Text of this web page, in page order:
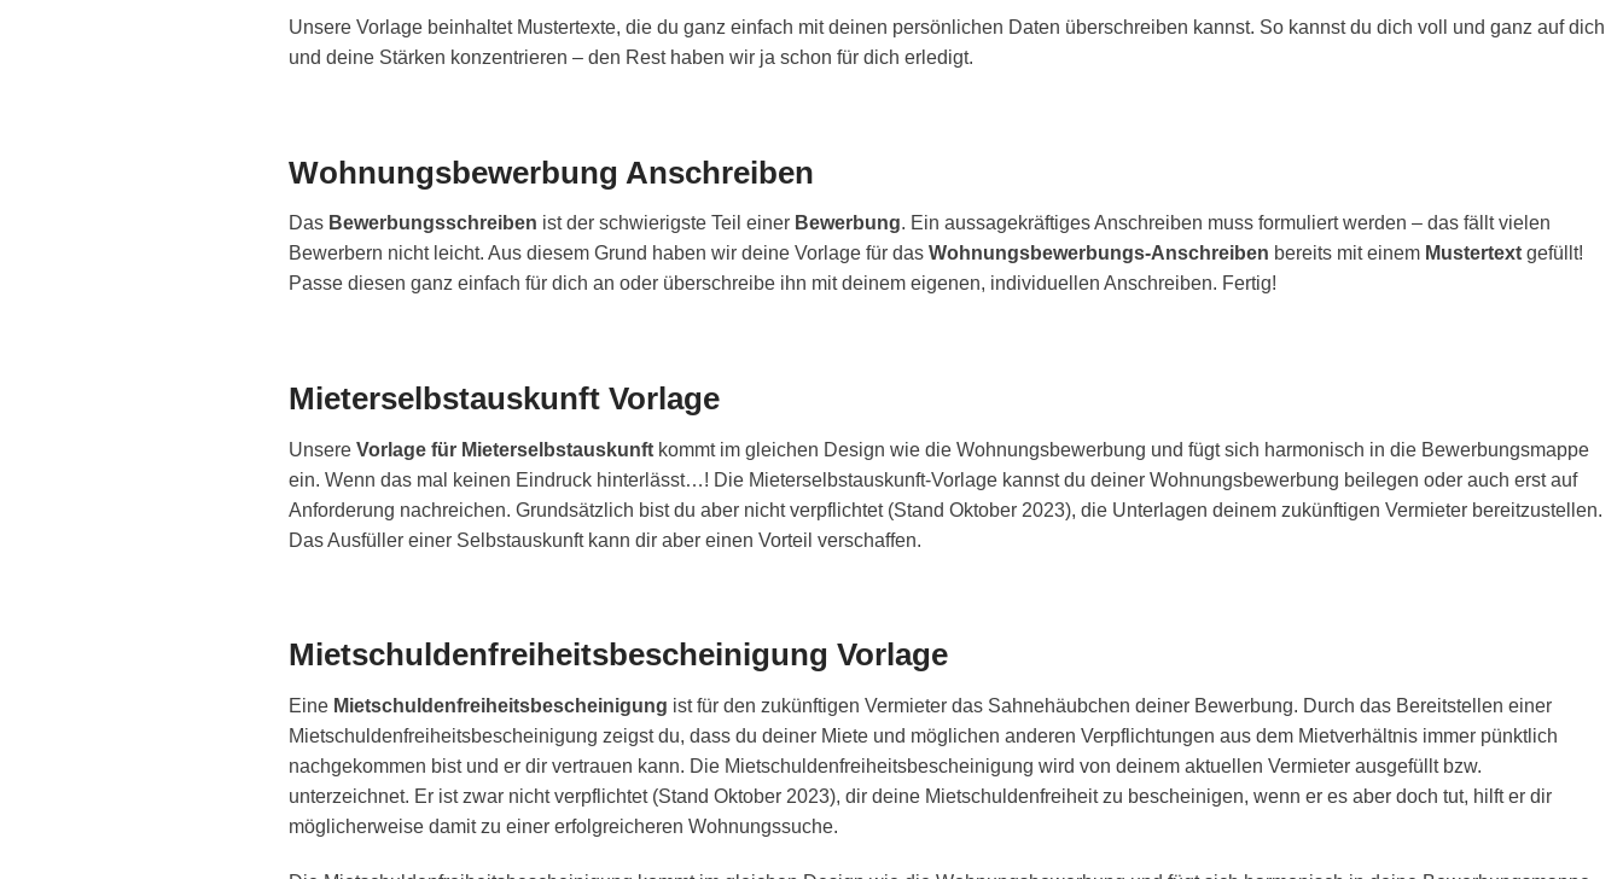
Unsere Vorlage beinhaltet Mustertexte, die du ganz einfach mit deinen persönlichen Daten überschreiben kannst. So kannst du dich voll und ganz auf dich
und deine Stärken konzentrieren – den Rest haben wir ja schon für dich erledigt.
Wohnungsbewerbung Anschreiben
Das Bewerbungsschreiben ist der schwierigste Teil einer Bewerbung. Ein aussagekräftiges Anschreiben muss formuliert werden – das fällt vielen
Bewerbern nicht leicht. Aus diesem Grund haben wir deine Vorlage für das Wohnungsbewerbungs-Anschreiben bereits mit einem Mustertext gefüllt!
Passe diesen ganz einfach für dich an oder überschreibe ihn mit deinem eigenen, individuellen Anschreiben. Fertig!
Mieterselbstauskunft Vorlage
Unsere Vorlage für Mieterselbstauskunft kommt im gleichen Design wie die Wohnungsbewerbung und fügt sich harmonisch in die Bewerbungsmappe
ein. Wenn das mal keinen Eindruck hinterlässt…! Die Mieterselbstauskunft-Vorlage kannst du deiner Wohnungsbewerbung beilegen oder auch erst auf
Anforderung nachreichen. Grundsätzlich bist du aber nicht verpflichtet (Stand Oktober 2023), die Unterlagen deinem zukünftigen Vermieter bereitzustellen.
Das Ausfüller einer Selbstauskunft kann dir aber einen Vorteil verschaffen.
Mietschuldenfreiheitsbescheinigung Vorlage
Eine Mietschuldenfreiheitsbescheinigung ist für den zukünftigen Vermieter das Sahnehäubchen deiner Bewerbung. Durch das Bereitstellen einer
Mietschuldenfreiheitsbescheinigung zeigst du, dass du deiner Miete und möglichen anderen Verpflichtungen aus dem Mietverhältnis immer pünktlich
nachgekommen bist und er dir vertrauen kann. Die Mietschuldenfreiheitsbescheinigung wird von deinem aktuellen Vermieter ausgefüllt bzw.
unterzeichnet. Er ist zwar nicht verpflichtet (Stand Oktober 2023), dir deine Mietschuldenfreiheit zu bescheinigen, wenn er es aber doch tut, hilft er dir
möglicherweise damit zu einer erfolgreicheren Wohnungssuche.